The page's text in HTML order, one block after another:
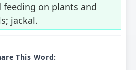
feeding on plants and
jackal.
This Word: